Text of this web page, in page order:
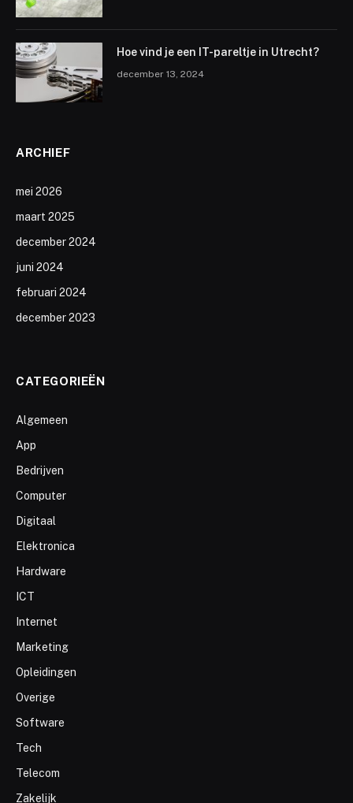
Hoe vind je een IT-pareltje in Utrecht?
december 13, 2024
ARCHIEF
mei 2026
maart 2025
december 2024
juni 2024
februari 2024
december 2023
CATEGORIEËN
Algemeen
App
Bedrijven
Computer
Digitaal
Elektronica
Hardware
ICT
Internet
Marketing
Opleidingen
Overige
Software
Tech
Telecom
Zakelijk